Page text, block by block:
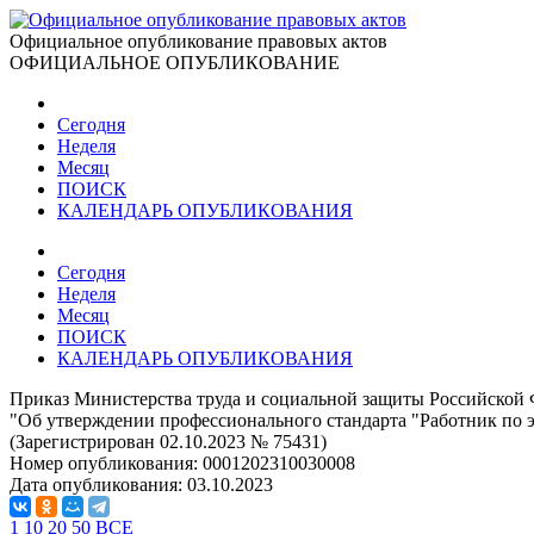
Официальное опубликование правовых актов
ОФИЦИАЛЬНОЕ ОПУБЛИКОВАНИЕ
Сегодня
Неделя
Месяц
ПОИСК
КАЛЕНДАРЬ ОПУБЛИКОВАНИЯ
Сегодня
Неделя
Месяц
ПОИСК
КАЛЕНДАРЬ ОПУБЛИКОВАНИЯ
Приказ Министерства труда и социальной защиты
"Об утверждении профессионального стандарта "Работник
(Зарегистрирован 02.10.2023 № 75431)
Номер опубликования: 0001202310030008
Дата опубликования: 03.10.2023
1 10 20 50 ВСЕ